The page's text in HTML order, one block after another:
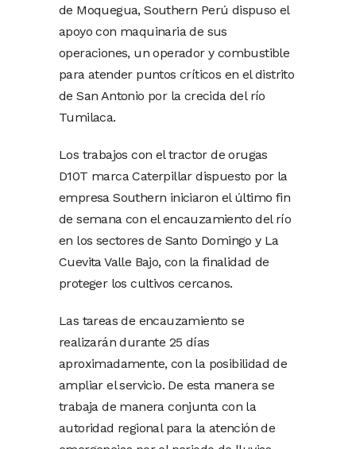
de Moquegua, Southern Perú dispuso el
apoyo con maquinaria de sus
operaciones, un operador y combustible
para atender puntos críticos en el distrito
de San Antonio por la crecida del río
Tumilaca.
Los trabajos con el tractor de orugas
D10T marca Caterpillar dispuesto por la
empresa Southern iniciaron el último fin
de semana con el encauzamiento del río
en los sectores de Santo Domingo y La
Cuevita Valle Bajo, con la finalidad de
proteger los cultivos cercanos.
Las tareas de encauzamiento se
realizarán durante 25 días
aproximadamente, con la posibilidad de
ampliar el servicio. De esta manera se
trabaja de manera conjunta con la
autoridad regional para la atención de